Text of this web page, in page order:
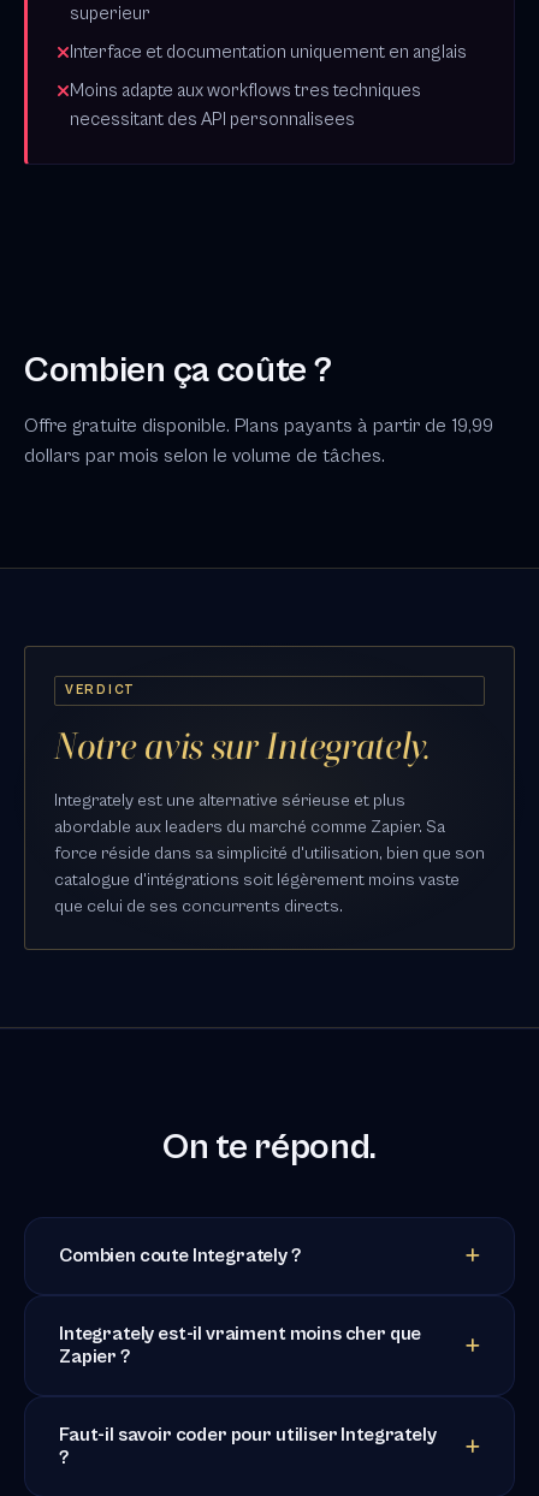
superieur
Interface et documentation uniquement en anglais
Moins adapte aux workflows tres techniques
necessitant des API personnalisees
Combien ça coûte ?
Offre gratuite disponible. Plans payants à partir de 19,99
dollars par mois selon le volume de tâches.
VERDICT
Notre avis sur Integrately.
Integrately est une alternative sérieuse et plus
abordable aux leaders du marché comme Zapier. Sa
force réside dans sa simplicité d'utilisation, bien que son
catalogue d'intégrations soit légèrement moins vaste
que celui de ses concurrents directs.
On te répond.
Combien coute Integrately ?
Integrately est-il vraiment moins cher que
Zapier ?
Faut-il savoir coder pour utiliser Integrately
?